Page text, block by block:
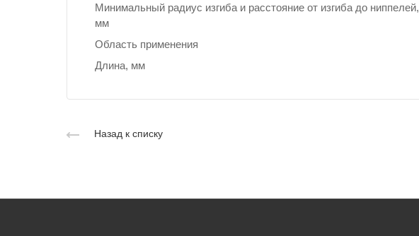
Минимальный радиус изгиба и расстояние от изгиба до ниппелей,
мм
Область применения
Длина, мм
Назад к списку